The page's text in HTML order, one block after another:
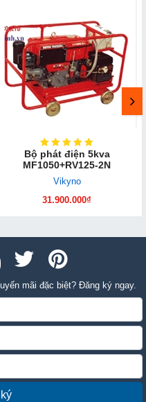
Bộ phát điện 5kva
MF1050+RV125-2N
Vikyno
31.900.000₫
mãi đặc biệt? Đăng ký ngay.